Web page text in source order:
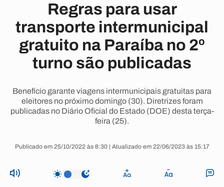
Regras para usar
transporte intermunicipal
gratuito na Paraíba no 2º
turno são publicadas
Benefício garante viagens intermunicipais gratuitas para
eleitores no próximo domingo (30). Diretrizes foram
publicadas no Diário Oficial do Estado (DOE) desta terça-
feira (25).
Publicado em 25/10/2022 às 8:30 | Atualizado em 22/06/2023 às 15:17